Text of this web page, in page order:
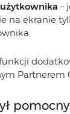
–
na ekranie
Partnerem